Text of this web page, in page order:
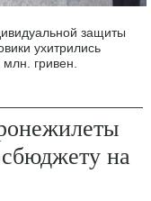
защиты
ухитрились
гривен.
на